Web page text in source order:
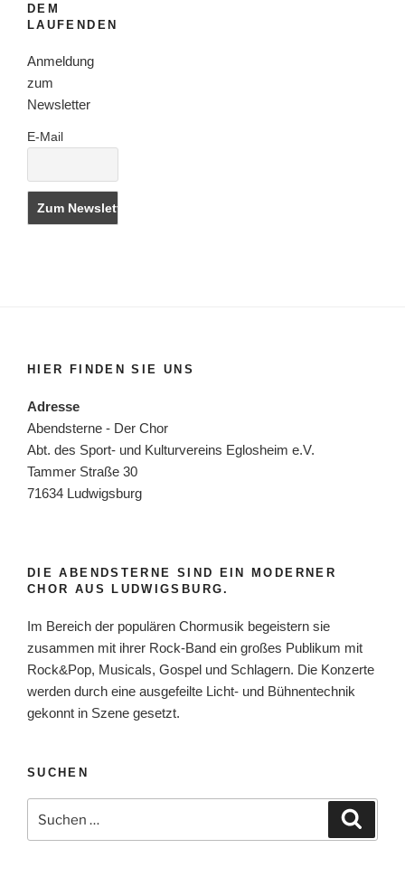
DEM
LAUFENDEN
Anmeldung
zum
Newsletter
E-Mail
HIER FINDEN SIE UNS
Adresse
Abendsterne - Der Chor
Abt. des Sport- und Kulturvereins Eglosheim e.V.
Tammer Straße 30
71634 Ludwigsburg
DIE ABENDSTERNE SIND EIN MODERNER
CHOR AUS LUDWIGSBURG.
Im Bereich der populären Chormusik begeistern sie
zusammen mit ihrer Rock-Band ein großes Publikum mit
Rock&Pop, Musicals, Gospel und Schlagern. Die Konzerte
werden durch eine ausgefeilte Licht- und Bühnentechnik
gekonnt in Szene gesetzt.
SUCHEN
nach: